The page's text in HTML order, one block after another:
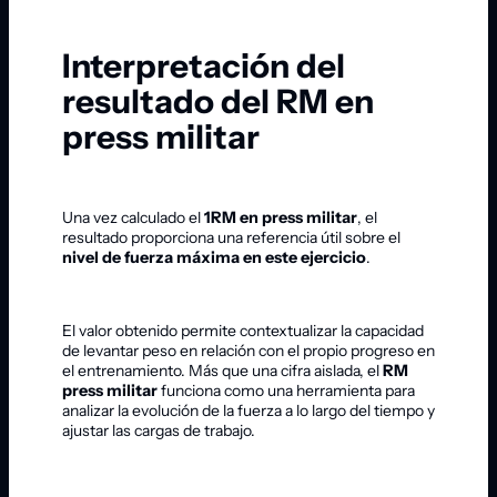
Interpretación del
resultado del RM en
press militar
Una vez calculado el1RM en press militar, el
resultado proporciona una referencia útil sobre el
nivel de fuerza máxima en este ejercicio.
El valor obtenido permite contextualizar la capacidad
de levantar peso en relación con el propio progreso en
el entrenamiento. Más que una cifra aislada, elRM
press militarfunciona como una herramienta para
analizar la evolución de la fuerza a lo largo del tiempo y
ajustar las cargas de trabajo.